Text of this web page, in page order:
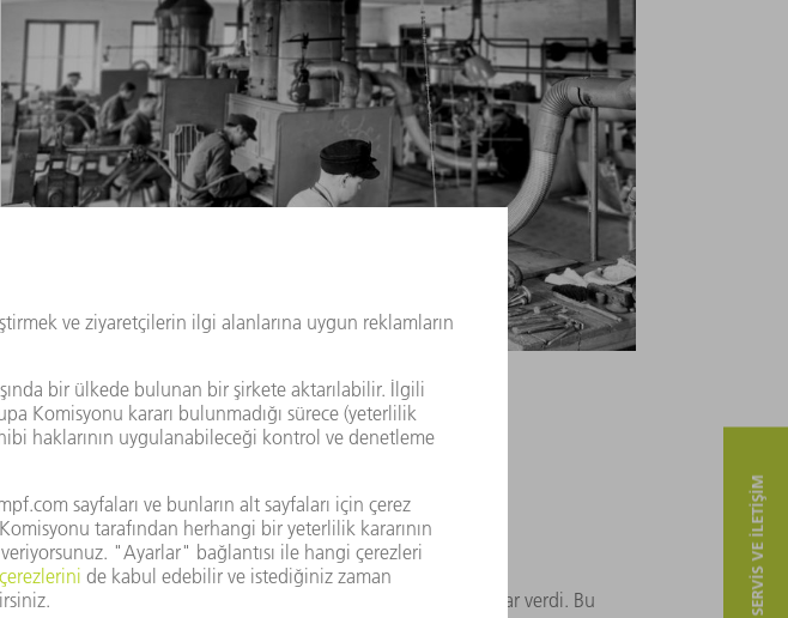
Sabit metal kesme makinası üretimi
Christian Trumpf, sabit bir metal kesme makinası üretmeye karar verdi. Bu
SERVIS VE ILETIŞIM